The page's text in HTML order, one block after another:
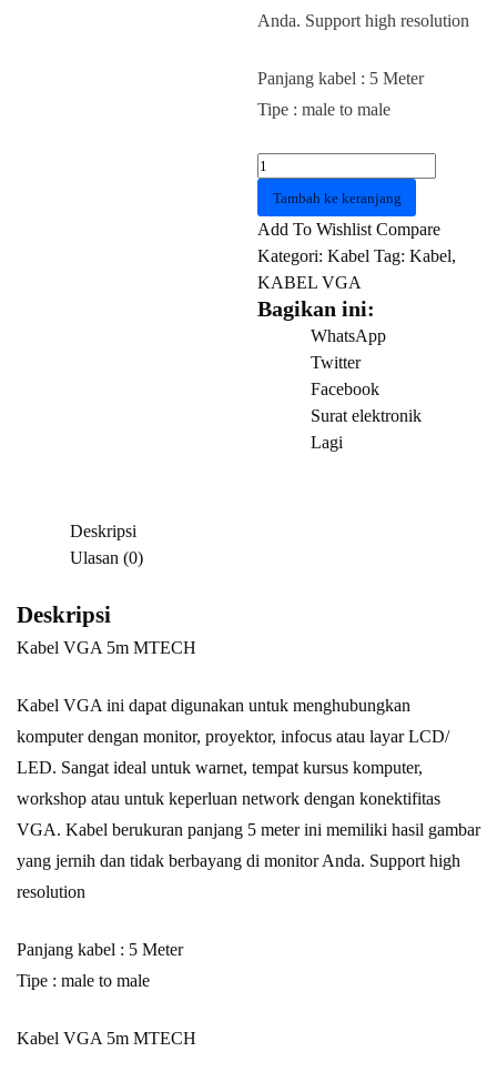
Anda. Support high resolution
Panjang kabel : 5 Meter
Tipe : male to male
Kuantitas
Kabel
VGA
MTECH
Tambah ke keranjang
Add To Wishlist Compare
Kategori:Kabel Tag:Kabel,
KABEL VGA
Bagikan ini:
WhatsApp
Twitter
Facebook
Surat elektronik
Lagi
Deskripsi
Ulasan (0)
Deskripsi
Kabel VGA 5m MTECH
Kabel VGA ini dapat digunakan untuk menghubungkan
komputer dengan monitor, proyektor, infocus atau layar LCD/
LED. Sangat ideal untuk warnet, tempat kursus komputer,
workshop atau untuk keperluan network dengan konektifitas
VGA. Kabel berukuran panjang 5 meter ini memiliki hasil gambar
yang jernih dan tidak berbayang di monitor Anda. Support high
resolution
Panjang kabel : 5 Meter
Tipe : male to male
Kabel VGA 5m MTECH